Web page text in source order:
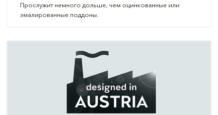
Прослужит немного дольше, чем оцинкованные или
эмалированные поддоны.